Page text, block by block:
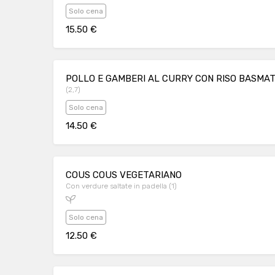
Solo cena
15.50 €
POLLO E GAMBERI AL CURRY CON RISO
(2,7)
Solo cena
14.50 €
COUS COUS VEGETARIANO
Con verdure saltate in padella (1)
Solo cena
12.50 €